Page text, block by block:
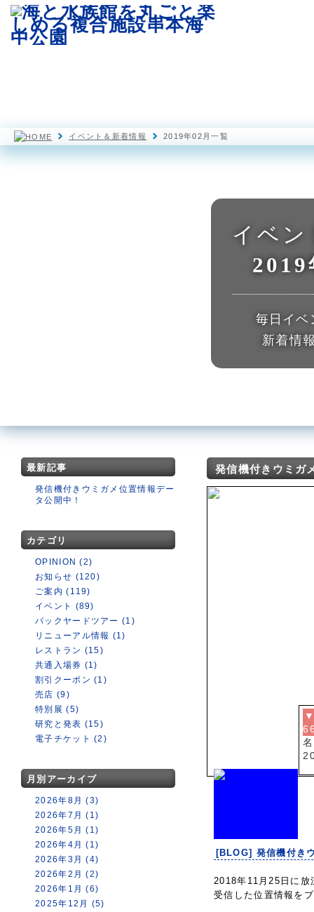
イベント＆新着情報 2019年02月一覧
イベン
2019
毎日イベ
新着情
最新記事
発信機付きウミガメ位置情報デー
タ公開中！
カテゴリ
OPINION (2)
お知らせ (120)
ご案内 (119)
イベント (89)
バックヤードツアー (1)
リニューアル情報 (1)
レストラン (15)
共通入場券 (1)
割引クーポン (1)
売店 (9)
特別展 (5)
研究と発表 (15)
電子チケット (2)
月別アーカイブ
2026年8月 (3)
2026年7月 (1)
2026年5月 (1)
2026年4月 (1)
2026年3月 (4)
2026年2月 (2)
2026年1月 (6)
2025年12月 (5)
発信機付きウミガ
[BLOG] 発信機付き
2018年11月25日に放
受信した位置情報を